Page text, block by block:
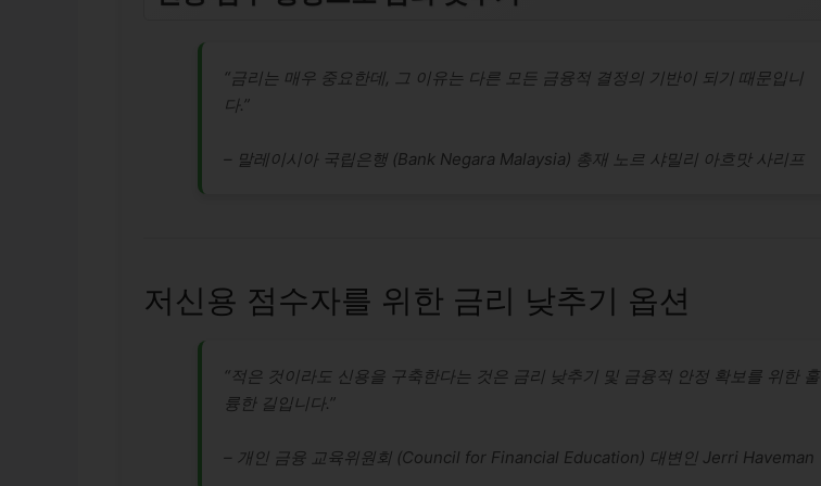
“금리는 매우 중요한데, 그 이유는 다른 모든 금융적 결정의 기반이 되기 때문입니
다.”
– 말레이시아 국립은행 (Bank Negara Malaysia) 총재 노르 샤밀리 아흐맛 사리프
저신용 점수자를 위한 금리 낮추기 옵션
“적은 것이라도 신용을 구축한다는 것은 금리 낮추기 및 금융적 안정 확보를 위한 훌
륭한 길입니다.”
– 개인 금융 교육위원회 (Council for Financial Education) 대변인 Jerri Haveman